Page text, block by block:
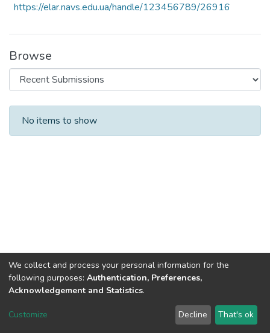
https://elar.navs.edu.ua/handle/123456789/26916
Browse
Recent Submissions
No items to show
DSpace software copyright © 2002-2026 LYRASIS
Send Feedback
We collect and process your personal information for the
following purposes: Authentication, Preferences,
Acknowledgement and Statistics.
Customize Decline That's ok